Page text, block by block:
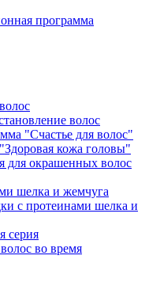
программа
волос
"Счастье для волос"
кожа головы"
для окрашенных волос
шелка и жемчуга
с протеинами шелка и
серия
во время